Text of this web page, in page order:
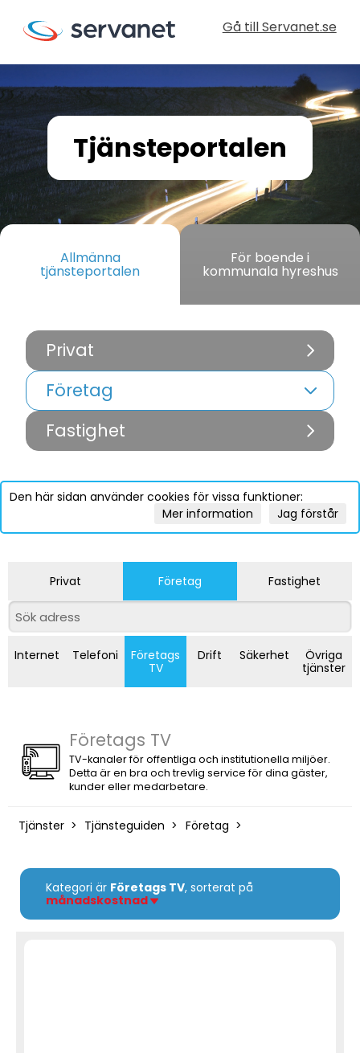
Gå till Servanet.se
Tjänsteportalen
Allmänna
tjänsteportalen
För boende i
kommunala hyreshus
Privat
Företag
Fastighet
Den här sidan använder cookies för vissa funktioner:
Jag förstår
Mer information
Privat Företag Fastighet
Internet Telefoni
Företags
TV
Drift Säkerhet
Övriga
tjänster
Företags TV
TV-kanaler för offentliga och institutionella miljöer.
Detta är en bra och trevlig service för dina gäster,
kunder eller medarbetare.
Tjänster Tjänsteguiden Företag
Kategori är Företags TV, sorterat på
månadskostnad